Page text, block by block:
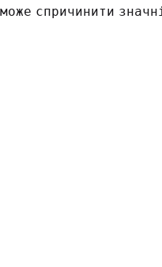
може спричинити